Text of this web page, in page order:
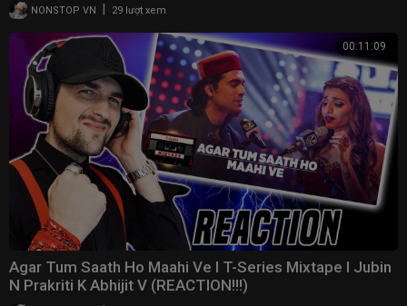
NONSTOP VN | 29 lượt xem
00:11:09
Agar Tum Saath Ho Maahi Ve l T-Series Mixtape l Jubin
N Prakriti K Abhijit V (REACTION!!!)